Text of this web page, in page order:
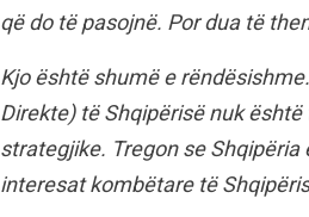
që do të pasojnë. Por dua të
Kjo është shumë e
Direkte) të Shqipërisë nuk
strategjike. Tregon se
interesat kombëtare të